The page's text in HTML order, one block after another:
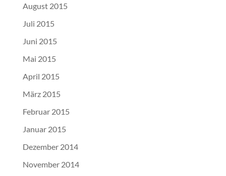
August 2015
Juli 2015
Juni 2015
Mai 2015
April 2015
März 2015
Februar 2015
Januar 2015
Dezember 2014
November 2014